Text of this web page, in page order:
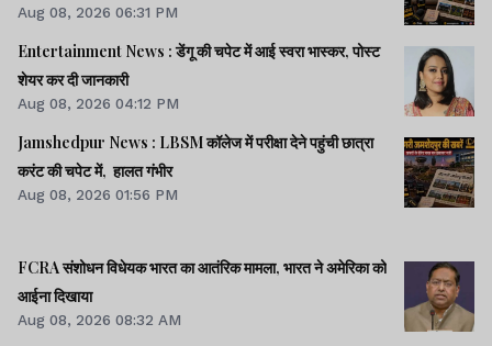
Aug 08, 2026 06:31 PM
Entertainment News : डेंगू की चपेट में आई स्वरा भास्कर, पोस्ट
शेयर कर दी जानकारी
Aug 08, 2026 04:12 PM
Jamshedpur News : LBSM कॉलेज में परीक्षा देने पहुंची छात्रा
करंट की चपेट में, हालत गंभीर
Aug 08, 2026 01:56 PM
FCRA संशोधन विधेयक भारत का आतंरिक मामला, भारत ने अमेरिका को
आईना दिखाया
Aug 08, 2026 08:32 AM